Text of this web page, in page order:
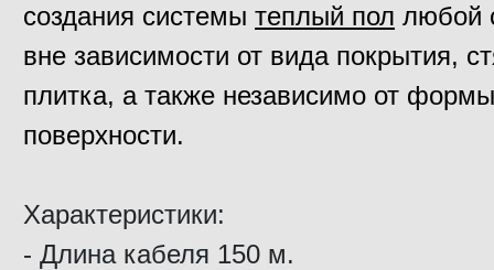
создания системы теплый пол любой
вне зависимости от вида покрытия,
плитка, а также независимо от формы
поверхности.
Характеристики:
- Длина кабеля 150 м.